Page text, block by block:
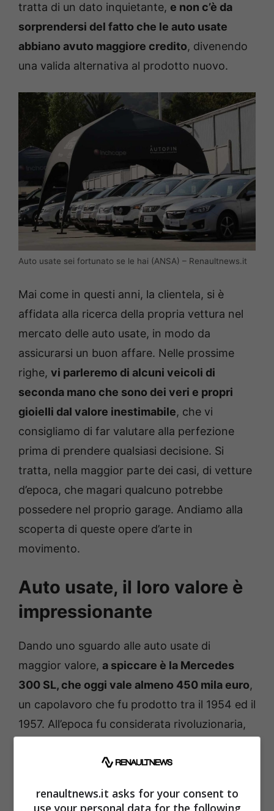
tratta di un dato inquietante, e non c’è da
sorprendersi del fatto che le auto usate
abbiano avuto maggiore credito, divenendo
una valida alternativa al prodotto nuovo.
Auto usate sei fortunato se le hai (ANSA) – Renaultnews.it
Mai come in questi anni, la clientela, si è
affidata alla ricerca della propria vettura nel
mercato delle auto usate, in modo da
assicurarsi un buon affare. Nelle prossime
righe, vi parleremo di alcuni veicoli di
seconda mano che sono dei veri e propri
gioielli dal valore inestimabile, che vi
consigliamo di far valutare alla perfezione
prima di prendere qualsiasi decisione. Si
tratta, nella maggior parte dei casi, di vetture
d’epoca, che magari qualcuno potrebbe
possedere nel proprio garage. Andiamo alla
scoperta di queste opere d’arte in
movimento.
Auto usate, il loro valore è
impressionante
Dando uno sguardo alle auto usate di
maggior valore, a spiccare è la Mercedes
300 SL, che oggi vale almeno 450 mila euro,
un capolavoro che fu prodotto tra il 1954 ed il
1957. All’epoca fu considerata rivoluzionaria,
Le sue quotazioni sono aumentate e non
qualche esperto, è probabile che prima o poi
renaultnews.it asks for your consent to
use your personal data for the following